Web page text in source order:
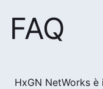
FAQ
HxGN NetWorks